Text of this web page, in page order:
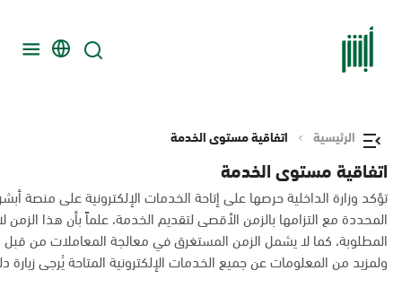
الرئيسية اتفاقية مستوى الخدمة
اتفاقية مستوى الخدمة
تؤكد وزارة الداخلية حرصها على إتاحة الخدمات الإلكترونية على منصة
المحددة مع التزامها بالزمن الأقصى لتقديم الخدمة، علماً بأن هذا
المطلوبة، كما لا يشمل الزمن المستغرق في معالجة المعاملات من
ولمزيد من المعلومات عن جميع الخدمات الإلكترونية المتاحة يُرجى زيارة